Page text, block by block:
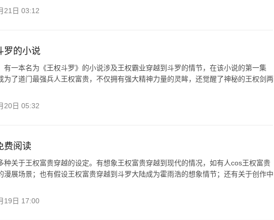
21日 03:12
罗的小说
有一本名为《王权斗罗》的小说涉及王权霸业穿越到斗罗的情节，在该小说的第一集
为了道门最强兵人王权富贵，不仅拥有强大精神力量的灵眸，还觉醒了神秘的王权剑两
20日 05:32
费阅读
种关于王权富贵穿越的设定。有想象王权富贵穿越到现代的情况，如有人cos王权富贵
漫展场景；也有假设王权富贵穿越到斗罗大陆成为霍雨浩的想象情节；还有关于创作中
19日 17:00